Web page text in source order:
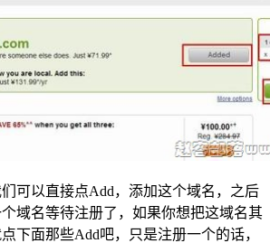
可以直接点Add，添加这个域名，之后
域名等待注册了，如果你想把这域名其
下面那些Add吧，只是注册一个的话，